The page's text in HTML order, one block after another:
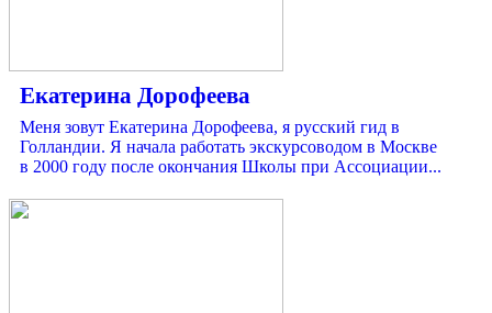
Екатерина Дорофеева
Меня зовут Екатерина Дорофеева, я русский гид в
Голландии. Я начала работать экскурсоводом в Москве
в 2000 году после окончания Школы при Ассоциации...